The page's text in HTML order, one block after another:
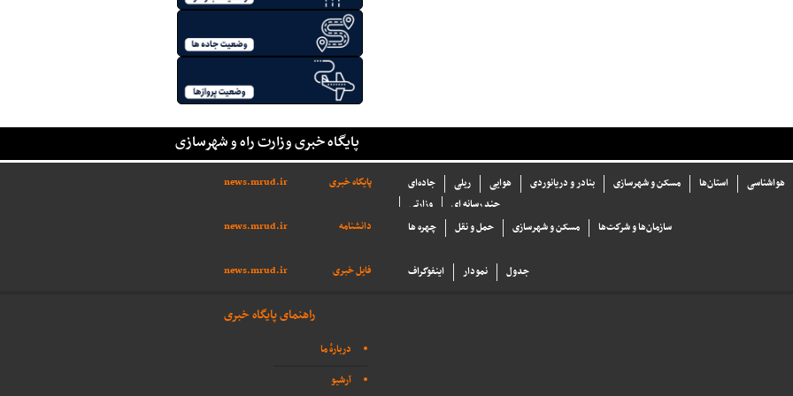
پایگاه خبری وزارت راه و شهرسازی
پایگاه خبری news.mrud.ir جاده‌ای ریلی هوایی بنادر و دریانوردی مسکن و شهرسازی استان‌ها
هواشناسی
وزارتی
چند رسانه ای
دانشنامه
news.mrud.ir چهره ها حمل و نقل مسکن و شهرسازی سازما‌ن‌ها و شركت‌ها
فایل خبری news.mrud.ir اینفوگراف نمودار جدول
راهنمای پایگاه خبری
دربارهٔ ما
آرشیو